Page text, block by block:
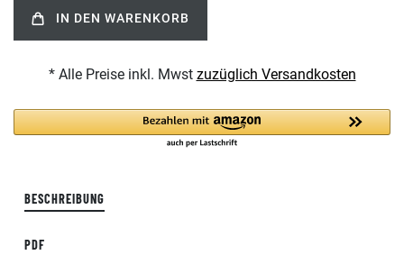
IN DEN WARENKORB
* Alle Preise inkl. Mwst zuzüglich Versandkosten
BESCHREIBUNG
PDF